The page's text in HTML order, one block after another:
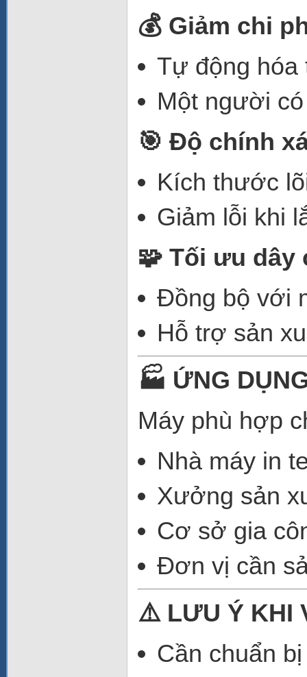
💰 Giảm chi
Tự động hóa
Một người
🎯 Độ chính
Kích thước
Giảm lỗi khi
🧩 Tối ưu dây
Đồng bộ với
Hỗ trợ sản
🏭 ỨNG
Máy phù hợp
Nhà máy in
Xưởng sản
Cơ sở gia
Đơn vị cần
⚠️ LƯU Ý KHI
Cần chuẩn